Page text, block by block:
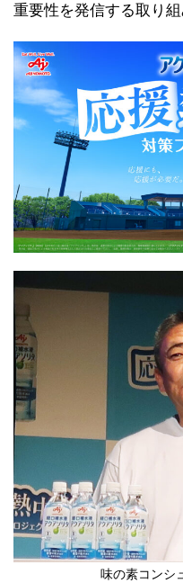
重要性を発信する取り組
味の素コンシ